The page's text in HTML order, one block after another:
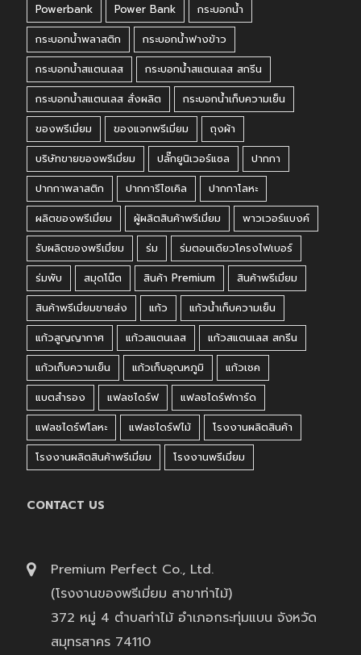
Powerbank Power Bank
กระบอกน้ำ
กระบอกน้ำพลาสติก
กระบอกน้ำฟางข้าว
กระบอกน้ำสแตนเลส
กระบอกน้ำสแตนเลส สกรีน
กระบอกน้ำสแตนเลส สั่งผลิต
กระบอกน้ำเก็บความเย็น
ของพรีเมี่ยม
ของแจกพรีเมี่ยม
ถุงผ้า
บริษัทขายของพรีเมี่ยม
ปลั๊กยูนิเวอร์แซล
ปากกา
ปากกาพลาสติก
ปากการีไซเคิล
ปากกาโลหะ
ผลิตของพรีเมี่ยม
ผู้ผลิตสินค้าพรีเมี่ยม
พาวเวอร์แบงค์
รับผลิตของพรีเมี่ยม
ร่ม
ร่มตอนเดียวโครงไฟเบอร์
ร่มพับ
สมุดโน๊ต สินค้า Premium
สินค้าพรีเมี่ยม
สินค้าพรีเมี่ยมขายส่ง
แก้ว
แก้วน้ำเก็บความเย็น
แก้วสูญญากาศ
แก้วสแตนเลส
แก้วสแตนเลส สกรีน
แก้วเก็บความเย็น
แก้วเก็บอุณหภูมิ
แก้วเชค
แบตสำรอง
แฟลชไดร์ฟ
แฟลชไดร์ฟการ์ด
แฟลชไดร์ฟโลหะ
แฟลชไดร์ฟไม้
โรงงานผลิตสินค้า
โรงงานผลิตสินค้าพรีเมี่ยม
โรงงานพรีเมี่ยม
CONTACT US
Premium Perfect Co., Ltd.
(โรงงานของพรีเมี่ยม สาขาท่าไม้)
372 หมู่ 4 ตำบลท่าไม้ อำเภอกระทุ่มแบน จังหวัด
สมุทรสาคร 74110